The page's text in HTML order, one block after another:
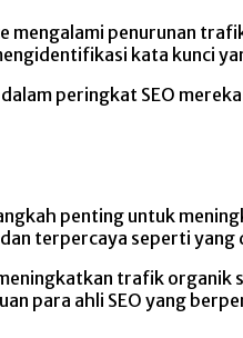
penurunan
kata kunci
peringkat SEO
penting untuk
terpercaya seperti yang
trafik
para ahli SEO yang